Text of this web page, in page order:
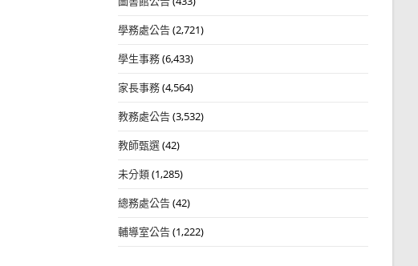
學務處公告(2,721)
學生事務(6,433)
家長事務(4,564)
教務處公告(3,532)
教師甄選(42)
未分類(1,285)
總務處公告(42)
輔導室公告(1,222)